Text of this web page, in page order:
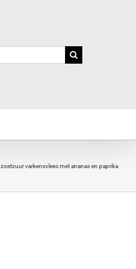
zoetzuur varkensvlees met ananas en paprika